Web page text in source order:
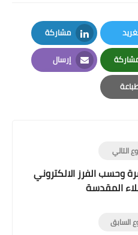
مشاركة
LinkedIn
إرسال
Email
التالي
وحسب الفرز الالكتروني
المقدسة
السابق